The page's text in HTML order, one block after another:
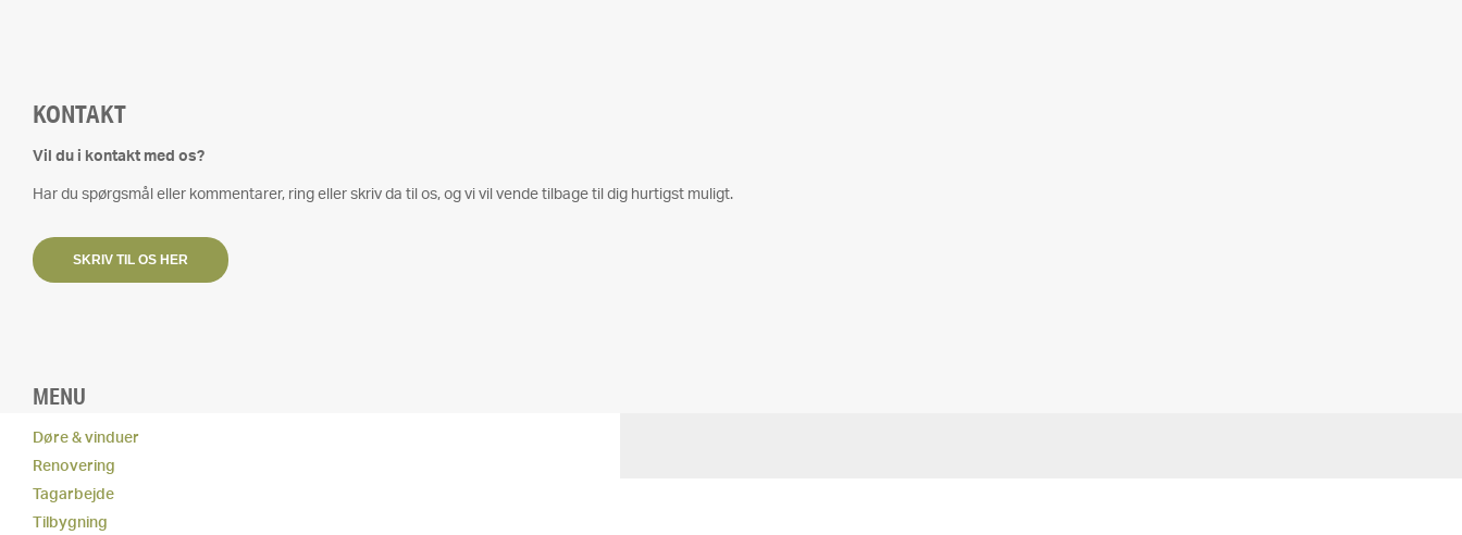
KONTAKT
Vil du i kontakt med os?
Har du spørgsmål eller kommentarer, ring eller skriv da til os, og vi vil vende tilbage til dig hurtigst muligt.
SKRIV TIL OS HER
MENU
Døre & vinduer
Renovering
Tagarbejde
Tilbygning